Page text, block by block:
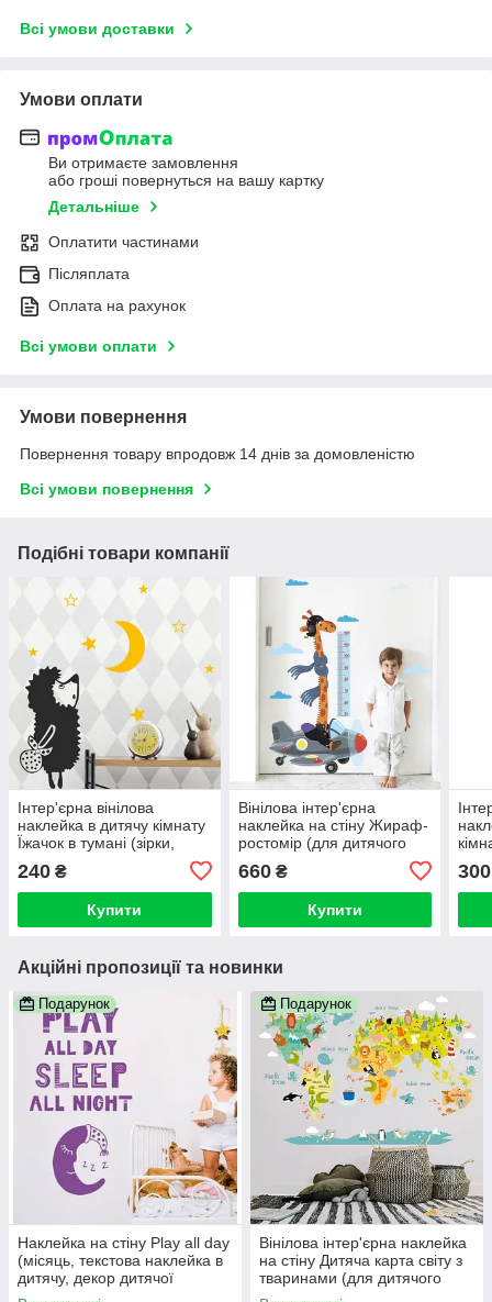
Всі умови доставки
Умови оплати
Ви отримаєте замовлення
або гроші повернуться на вашу картку
Детальніше
Оплатити частинами
Післяплата
Оплата на рахунок
Всі умови оплати
Умови повернення
Повернення товару впродовж 14 днів за домовленістю
Всі умови повернення
Подібні товари компанії
Інтер'єрна вінілова
наклейка в дитячу кімнату
Їжачок в тумані (зірки,
місяць, дитяча наклейка.,
мультик)
240 ₴
Купити
Вінілова інтер'єрна
наклейка на стіну Жираф-
ростомір (для дитячого
660₴
Купити
300
Акційні пропозиції та новинки
Подарунок
Наклейка на стіну Play all day
(місяць, текстова наклейка в
дитячу, декор дитячої
хлопчика та дівчинки)
Подарунок
Вінілова інтер'єрна наклейка
на стіну Дитяча карта світу з
тваринами (для дитячого
садка, кімнати, школи)